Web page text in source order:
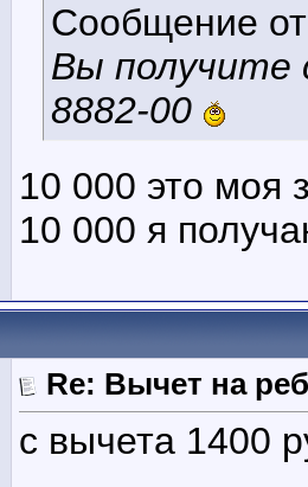
Сообщение
Вы получите
8882-00
10 000 это моя
10 000 я
Re: Вычет на
с вычета 1400